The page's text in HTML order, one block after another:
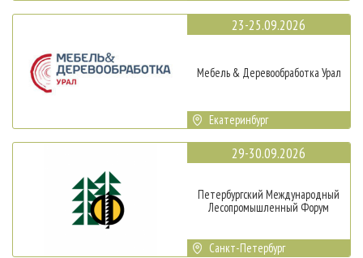
23-25.09.2026
Мебель & Деревообработка Урал
Екатеринбург
29-30.09.2026
Петербургский Международный
Лесопромышленный Форум
Санкт-Петербург